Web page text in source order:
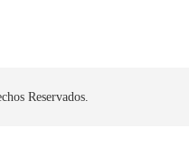
Reservados.